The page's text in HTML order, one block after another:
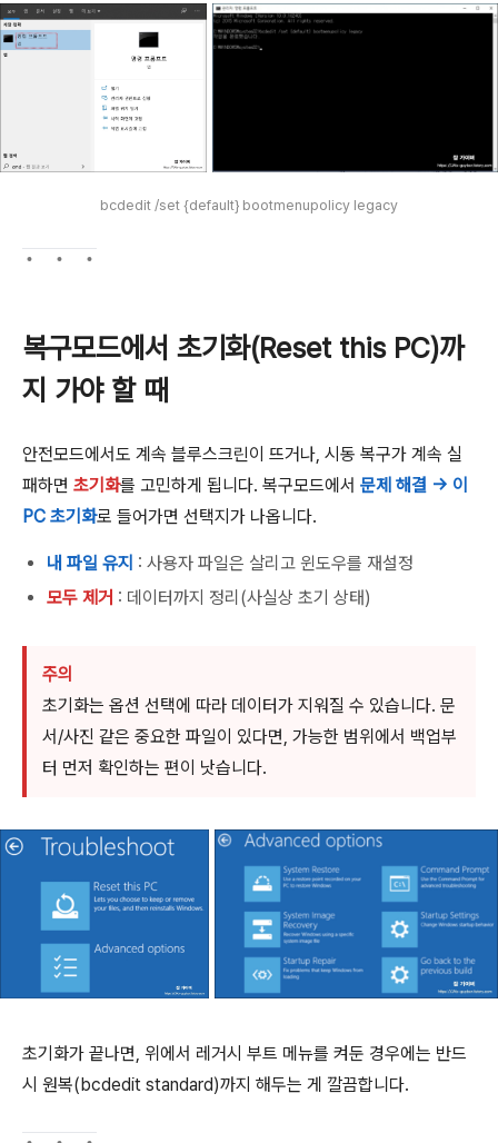
bcdedit /set {default} bootmenupolicy legacy
복구모드에서 초기화(Reset this PC)까
지 가야 할 때
안전모드에서도 계속 블루스크린이 뜨거나, 시동 복구가 계속 실
패하면 초기화를 고민하게 됩니다. 복구모드에서 문제 해결 → 이
PC 초기화로 들어가면 선택지가 나옵니다.
내 파일 유지 : 사용자 파일은 살리고 윈도우를 재설정
모두 제거 : 데이터까지 정리(사실상 초기 상태)
주의
초기화는 옵션 선택에 따라 데이터가 지워질 수 있습니다. 문
서/사진 같은 중요한 파일이 있다면, 가능한 범위에서 백업부
터 먼저 확인하는 편이 낫습니다.
초기화가 끝나면, 위에서 레거시 부트 메뉴를 켜둔 경우에는 반드
시 원복(bcdedit standard)까지 해두는 게 깔끔합니다.